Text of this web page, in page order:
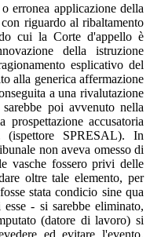
erronea applicazione della
riguardo al ribaltamento
cui la Corte d'appello è
della istruzione
esplicativo del
alla generica affermazione
a una rivalutazione
poi avvenuto nella
accusatoria
(ispettore SPRESAL). In
non aveva omesso di
vasche fossero privi delle
oltre tale elemento, per
stata condicio sine qua
- si sarebbe eliminato,
(datore di lavoro) si
ed evitare l'evento.